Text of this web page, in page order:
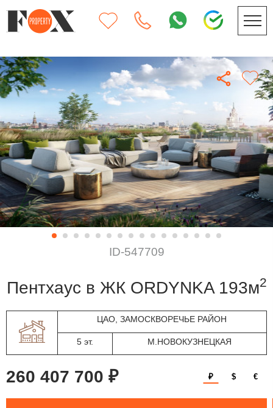
ID-547709
пентхаус в ЖК ORDYNKA 193м2
ЦАО, ЗАМОСКВОРЕЧЬЕ РАЙОН
5 эт. М.НОВОКУЗНЕЦКАЯ
260 407 700 ₽ ₽ $ €